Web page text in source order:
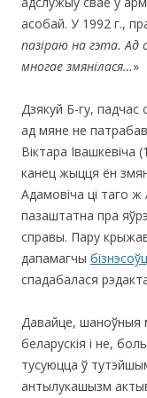
асобай. У 1992 г.,
пазіраю на гэта. Ад
многае змянілася…»
Дзякуй Б-гу, падчас
ад мяне не
Віктара Івашкевіча
канец жыцця ён
Адамовіча ці таго
пазаштатна пра
справы. Пару
дапамагчы
спадабалася
Давайце, шаноўныя
беларускія і не,
тусуюцца ў
антылукашызм